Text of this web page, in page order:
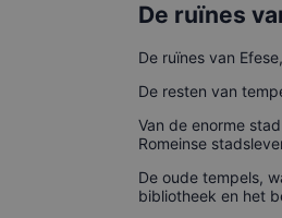
De ruïnes
De ruïnes van
De resten van
Van de enorme
Romeinse
De oude tempels,
bibliotheek en het